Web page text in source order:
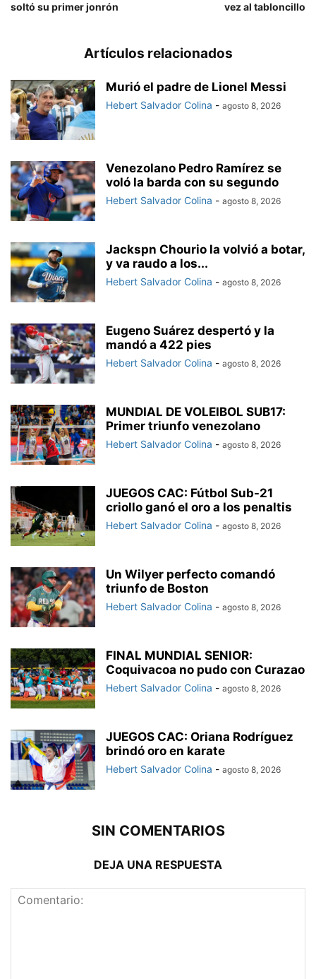
soltó su primer jonrón vez al tabloncillo
Artículos relacionados
Murió el padre de Lionel Messi
Hebert Salvador Colina - agosto 8, 2026
Venezolano Pedro Ramírez se
voló la barda con su segundo
Hebert Salvador Colina - agosto 8, 2026
Jackspn Chourio la volvió a botar,
y va raudo a los...
Hebert Salvador Colina - agosto 8, 2026
Eugeno Suárez despertó y la
mandó a 422 pies
Hebert Salvador Colina - agosto 8, 2026
MUNDIAL DE VOLEIBOL SUB17:
Primer triunfo venezolano
Hebert Salvador Colina - agosto 8, 2026
JUEGOS CAC: Fútbol Sub-21
criollo ganó el oro a los penaltis
Hebert Salvador Colina - agosto 8, 2026
Un Wilyer perfecto comandó
triunfo de Boston
Hebert Salvador Colina - agosto 8, 2026
FINAL MUNDIAL SENIOR:
Coquivacoa no pudo con Curazao
Hebert Salvador Colina - agosto 8, 2026
JUEGOS CAC: Oriana Rodríguez
brindó oro en karate
Hebert Salvador Colina - agosto 8, 2026
SIN COMENTARIOS
DEJA UNA RESPUESTA